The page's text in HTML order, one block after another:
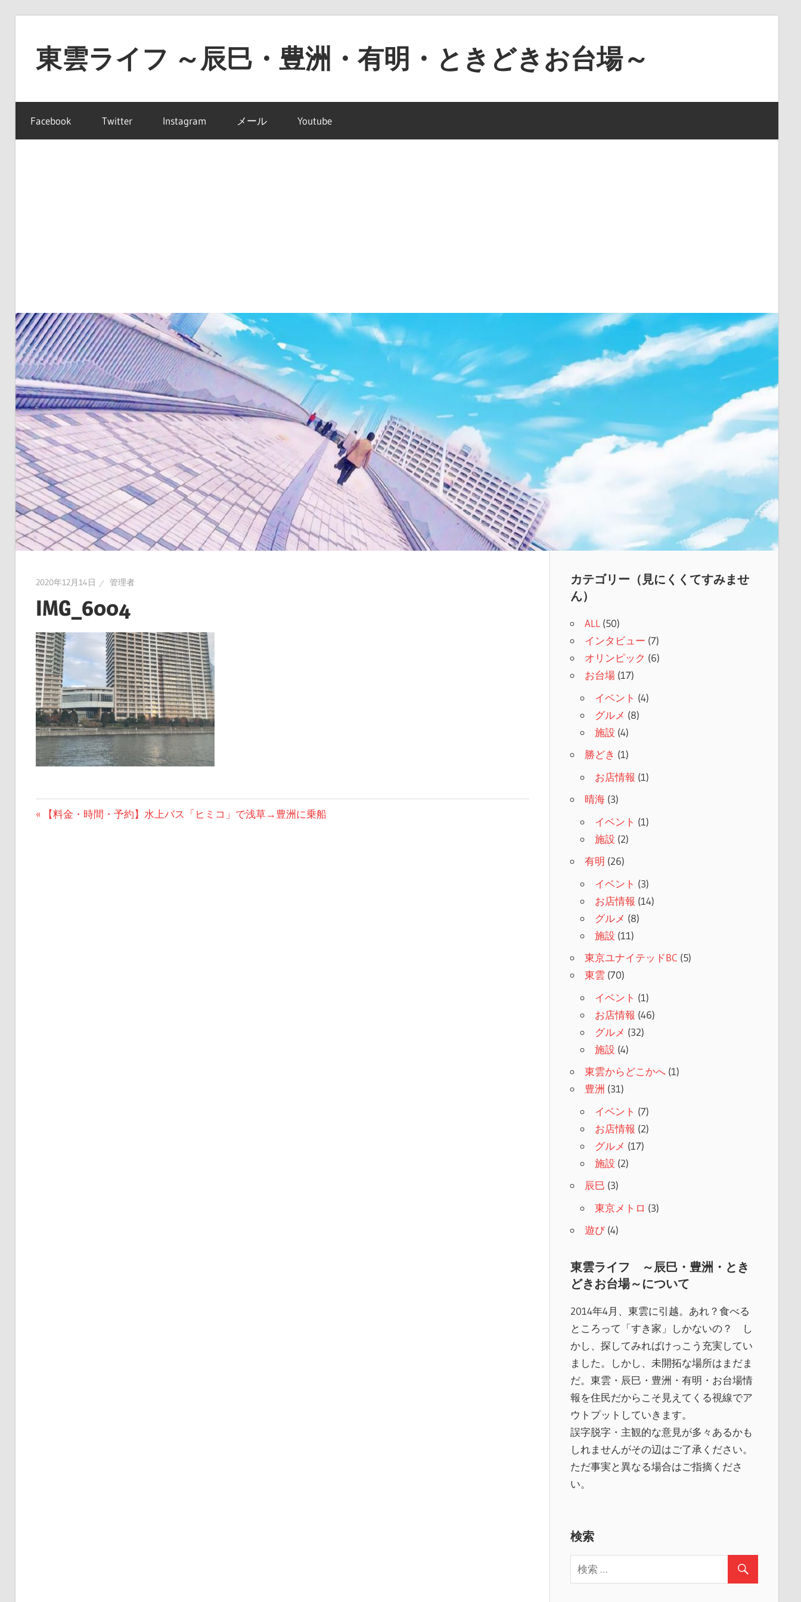
東雲ライフ ～辰巳・豊洲・有明・ときどきお台場～
雲
ラ
イ
き
ど
き
お
台
場
～
Facebook Twitter Instagram メール Youtube
2020年12月14日 管理者
IMG_6004
投
前【料金・時間・予約】水上バス「ヒミコ」で浅草→豊洲に乗船
カテゴリー（見にくくてすみませ
ん）
ALL(50)
インタビュー (7)
オリンピック (6)
お台場(17)
イベント (4)
グルメ (8)
施設 (4)
勝どき (1)
お店情報 (1)
晴海(3)
イベント (1)
施設 (2)
有明 (26)
イベント (3)
お店情報 (14)
グルメ (8)
施設 (11)
東京ユナイテッドBC (5)
東雲 (70)
イベント (1)
お店情報 (46)
グルメ (32)
施設 (4)
東雲からどこかへ(1)
豊洲 (31)
イベント (7)
お店情報 (2)
グルメ (17)
施設 (2)
辰巳 (3)
東京メトロ (3)
遊び(4)
東雲ライフ ～辰巳・豊洲・とき
どきお台場～について
2014年4月、東雲に引越。あれ？食べる
ところって「すき家」しかないの？ し
かし、探してみればけっこう充実してい
ました。しかし、未開拓な場所はまだま
だ。東雲・辰巳・豊洲・有明・お台場情
報を住民だからこそ見えてくる視線でア
ウトプットしていきます。
誤字脱字・主観的な意見が多々あるかも
しれませんがその辺はご了承ください。
ただ事実と異なる場合はご指摘くださ
い。
検索